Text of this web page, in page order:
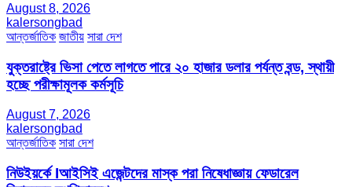
August 8, 2026
kalersongbad
আন্তর্জাতিক জাতীয় সারা দেশ
যুক্তরাষ্ট্রে ভিসা পেতে লাগতে পারে ২০ হাজার ডলার পর্যন্ত বন্ড, স্থায়ী
হচ্ছে পরীক্ষামূলক কর্মসূচি
August 7, 2026
kalersongbad
আন্তর্জাতিক সারা দেশ
নিউইয়র্কে Iআইসিই এজেন্টদের মাস্ক পরা নিষেধাজ্ঞায় ফেডারেল